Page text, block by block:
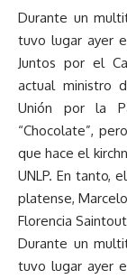
Durante un
tuvo lugar ayer
Juntos por el
actual ministro
Unión por la
“Chocolate”,
que hace el
UNLP. En tanto,
platense,
Florencia
Durante un
tuvo lugar ayer